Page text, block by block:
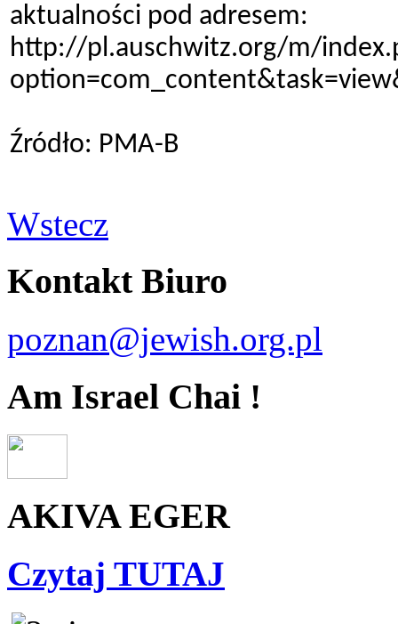
aktualności pod adresem:
http://pl.auschwitz.org/m/
Źródło: PMA-B
Wstecz
Kontakt Biuro
poznan@jewish.org.pl
Am Israel Chai !
AKIVA EGER
Czytaj TUTAJ